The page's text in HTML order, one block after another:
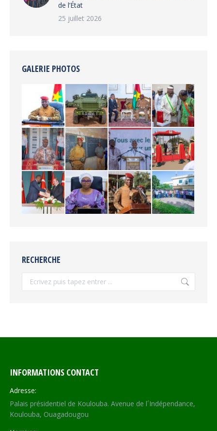
de l’État
25 juillet 2026
GALERIE PHOTOS
RECHERCHE
INFORMATIONS CONTACT
Adresse:
Palais présidentiel de Koulouba. Avenue de l´Indépendance,
Koulouba, Ouagadougou